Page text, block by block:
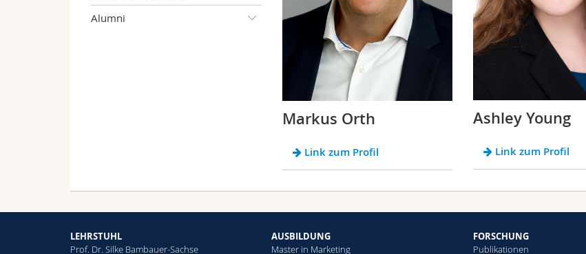
Alumni
Markus Orth
Link zum Profil
Ashley Young
Link zum Profil
LEHRSTUHL
Prof. Dr. Silke Bambauer-Sachse
AUSBILDUNG
Master in Marketing
FORSCHUNG
Publikationen